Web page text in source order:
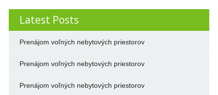
Latest Posts
Prenájom voľných nebytových priestorov
Prenájom voľných nebytových priestorov
Prenájom voľných nebytových priestorov